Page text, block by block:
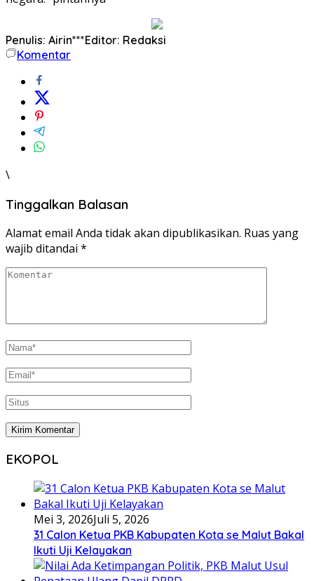
Penulis: Airin***Editor: Redaksi
Komentar
\
Tinggalkan Balasan
Alamat email Anda tidak akan dipublikasikan. Ruas yang
wajib ditandai *
EKOPOL
Mei 3, 2026Juli 5, 2026
31 Calon Ketua PKB Kabupaten Kota se Malut Bakal
Ikuti Uji Kelayakan